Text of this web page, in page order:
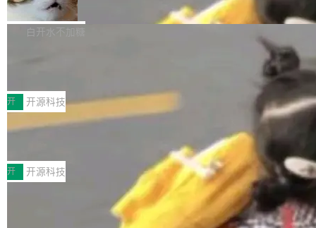
通 ProRes RAW VideoToolbox 硬件加速器 AP
V ...
DeepSeek一天消耗了8万亿# 上了微博热搜——
注意这是 OpenCode 一家的消耗。 OpenCode
不完。」5T 来自免费额度，3T 来自 Go...
NetBSD 11.0 现已正式发布，这是 NetBSD 操
作系统的第十八个主要版本。 自 NetBSD 10.1
ve JH71XX 的设备，例如 VisionFive 2、PINE
64 STAR64，以及 QEMU。 增强了对 POSIX.1
-2024 和 C23 编程接口标准的兼容性。 compat
_linux(8) 增强了对 Linux 系统调用的支持，包
括 epoll（围绕 kqueue 实现）、POSIX 消息队
列、...
白开水不加糖
案
享会在上海举办。鸿蒙生态的全场景智慧营销平
台鲸鸿动能协同华为游戏中心，面向游戏行业开
发者及生态伙伴，系统呈现了平台在游戏领域的
完整能力版图——从IAP高价值用户的全周期经
营、到IAA游戏的“买变一体”正循环、再到联运与
广告协同的全链路经营闭环，以及面向全球市场
的出海增长布局。 华为终端云业务商业化销售负
责人在开场致辞中表示，游戏开发者的核心诉求
开 开源科技
技嘉X3D系列再添新成员 B850 AORU
面向AMD Ryzen X3D处理器玩家，技嘉X3D系
列主板阵容迎来新成员——B850 AORUS ELITE
X3D。作为面向主流高性能平台打造的全新主板
产品，B850 AORUS ELITE X3D延续技嘉在X3
D平台优化上的技术积累，旨在为游戏玩家带来
开 开源科技
Zadig v5.0 发布：AI 发布专员与 AI 审
我们团队这几天最大的卡点不是 AI 写得不够